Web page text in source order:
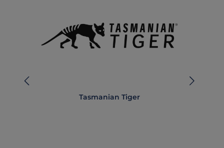
Tasmanian Tiger